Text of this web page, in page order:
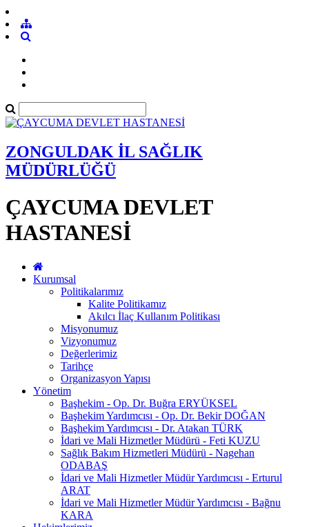
ZONGULDAK İL SAĞLIK
MÜDÜRLÜĞÜ
ÇAYCUMA DEVLET
HASTANESİ
Kurumsal
Politikalarımız
Kalite Politikamız
Akılcı İlaç Kullanım Politikası
Misyonumuz
Vizyonumuz
Değerlerimiz
Tarihçe
Organizasyon Yapısı
Yönetim
Başhekim - Op. Dr. Buğra ERYÜKSEL
Başhekim Yardımcısı - Op. Dr. Bekir DOĞAN
Başhekim Yardımcısı - Dr. Atakan TÜRK
İdari ve Mali Hizmetler Müdürü - Feti KUZU
Sağlık Bakım Hizmetleri Müdürü - Nagehan
ODABAŞ
İdari ve Mali Hizmetler Müdür Yardımcısı - Erturul
ARAT
İdari ve Mali Hizmetler Müdür Yardımcısı - Bağnu
KARA